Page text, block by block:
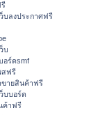
บลงประกาศฟรี
บ
อร์ดsmf
สฟรี
ขายสินค้าฟรี
บบอร์ด
ค้าฟรี